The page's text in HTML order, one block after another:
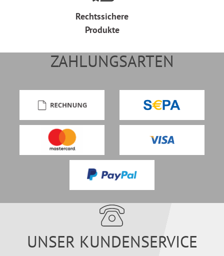
Rechtssichere
Produkte
ZAHLUNGSARTEN
UNSER KUNDENSERVICE